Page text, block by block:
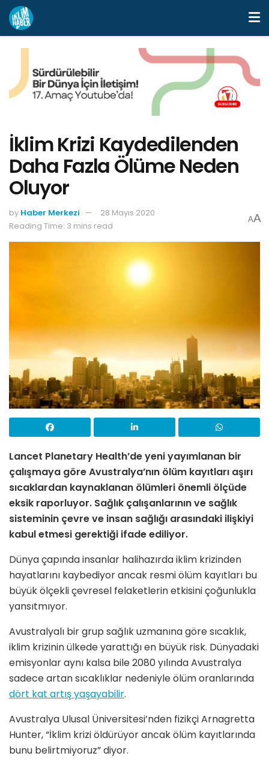
İklim Krizi Kaydedilenden
Daha Fazla Ölüme Neden
Oluyor
by Haber Merkezi
28 Mayıs 2020
Reading Time: 3 mins read
AA
Lancet Planetary Health’de yeni yayımlanan bir
çalışmaya göre Avustralya’nın ölüm kayıtları aşırı
sıcaklardan kaynaklanan ölümleri önemli ölçüde
eksik raporluyor. Sağlık çalışanlarının ve sağlık
sisteminin çevre ve insan sağlığı arasındaki ilişkiyi
kabul etmesi gerektiği ifade ediliyor.
Dünya çapında insanlar halihazırda iklim krizinden
hayatlarını kaybediyor ancak resmi ölüm kayıtları bu
büyük ölçekli çevresel felaketlerin etkisini çoğunlukla
yansıtmıyor.
Avustralyalı bir grup sağlık uzmanına göre sıcaklık,
iklim krizinin ülkede yarattığı en büyük risk. Dünyadaki
emisyonlar aynı kalsa bile 2080 yılında Avustralya
sadece artan sıcaklıklar nedeniyle ölüm oranlarında
dört kat artış yaşayabilir.
Avustralya Ulusal Üniversitesi’nden fizikçi Arnagretta
Hunter, “İklim krizi öldürüyor ancak ölüm kayıtlarında
bunu belirtmiyoruz” diyor.